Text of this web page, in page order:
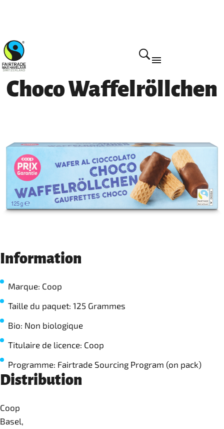
Home
Choco Waffelröllchen
Information
Marque: Coop
Taille du paquet: 125 Grammes
Bio: Non biologique
Titulaire de licence: Coop
Programme: Fairtrade Sourcing Program (on pack)
Distribution
Coop
Basel,